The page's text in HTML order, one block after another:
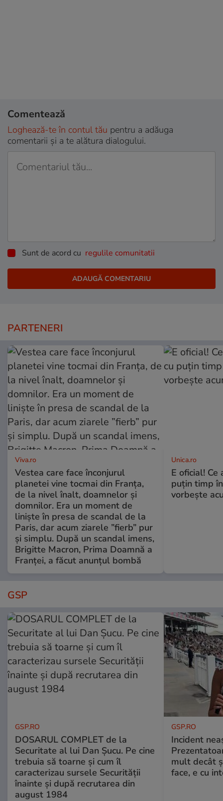
Comentează
Loghează-te în contul tău pentru a adăuga
comentarii și a te alătura dialogului.
Sunt de acord cu regulile comunitatii
PARTENERI
Viva.ro
Vestea care face înconjurul
planetei vine tocmai din Franța,
de la nivel înalt, doamnelor și
domnilor. Era un moment de
liniște în presa de scandal de la
Paris, dar acum ziarele ”fierb” pur
și simplu. După un scandal imens,
Brigitte Macron, Prima Doamnă a
Franței, a făcut anunțul bombă
Unica.ro
E oficial! Ce
puțin timp
vorbește
GSP
GSP.RO
DOSARUL COMPLET de la
Securitate al lui Dan Șucu. Pe cine
trebuia să toarne și cum îl
caracterizau sursele Securității
înainte și după recrutarea din
august 1984
GSP.RO
Incident
mult decât
face, e cu